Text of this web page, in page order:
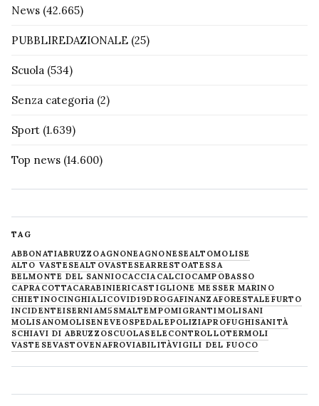
News (42.665)
PUBBLIREDAZIONALE (25)
Scuola (534)
Senza categoria (2)
Sport (1.639)
Top news (14.600)
TAG
ABBONATIABRUZZOAGNONEAGNONESEALTOMOLISE
ALTO VASTESEALTOVASTESEARRESTOATESSA
BELMONTE DEL SANNIOCACCIACALCIOCAMPOBASSO
CAPRACOTTACARABINIERICASTIGLIONE MESSER MARINO
CHIETINOCINGHIALICOVID19DROGAFINANZAFORESTALE FURTO
INCIDENTEISERNIAM5SMALTEMPOMIGRANTIMOLISANI
MOLISANOMOLISENEVE OSPEDALEPOLIZIAPROFUGHISANITÀ
SCHIAVI DI ABRUZZOSCUOLASELECONTROLLOTERMOLI
VASTESEVASTOVENAFROVIABILITÀVIGILI DEL FUOCO